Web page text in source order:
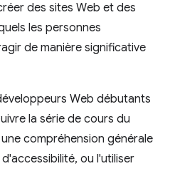
des sites Web et des
les personnes
de manière significative
Web débutants
la série de cours du
compréhension générale
ou l'utiliser